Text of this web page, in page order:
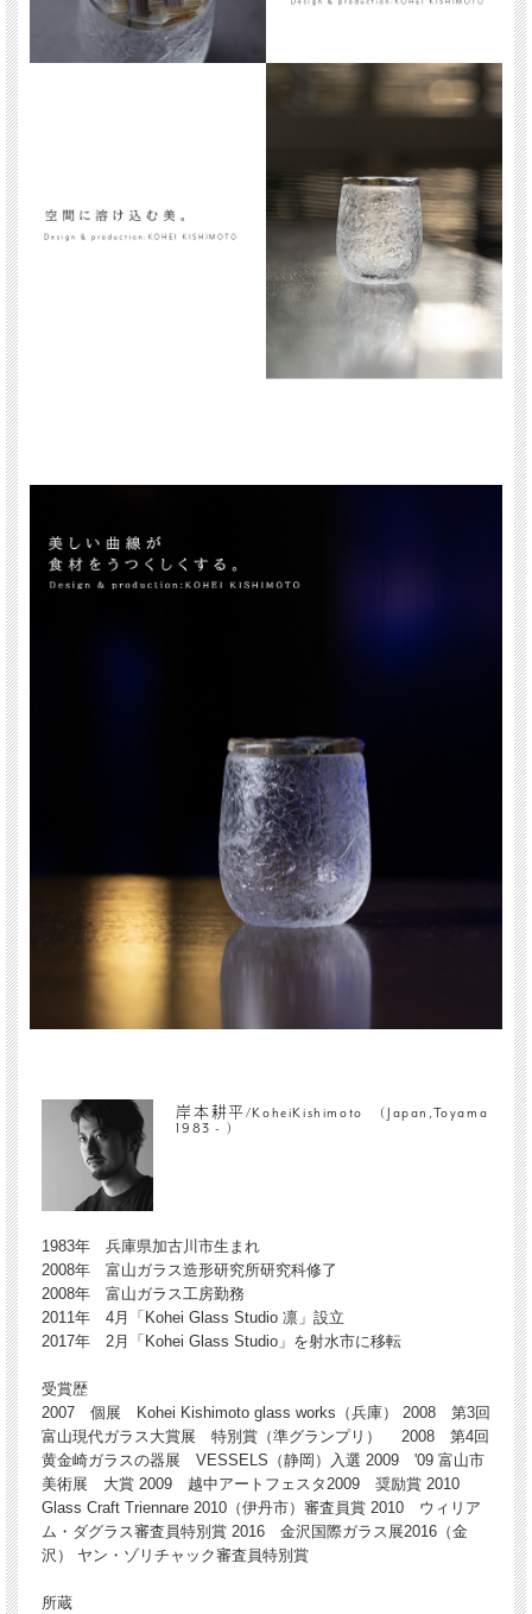
岸本耕平/KoheiKishimoto (Japan,Toyama
1983 - )
1983年 兵庫県加古川市生まれ
2008年 富山ガラス造形研究所研究科修了
2008年 富山ガラス工房勤務
2011年 4月「Kohei Glass Studio 凛」設立
2017年 2月「Kohei Glass Studio」を射水市に移転
受賞歴
2007 個展 Kohei Kishimoto glass works（兵庫） 2008 第3回
富山現代ガラス大賞展 特別賞（準グランプリ） 2008 第4回
黄金崎ガラスの器展 VESSELS（静岡）入選 2009 '09 富山市
美術展 大賞 2009 越中アートフェスタ2009 奨励賞 2010
Glass Craft Triennare 2010（伊丹市）審査員賞 2010 ウィリア
ム・ダグラス審査員特別賞 2016 金沢国際ガラス展2016（金
沢） ヤン・ゾリチャック審査員特別賞
所蔵